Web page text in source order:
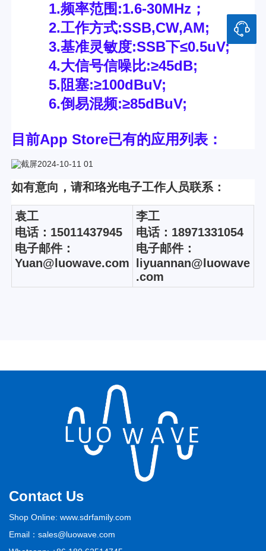
1.频率范围:1.6-30MHz；
2.工作方式:SSB,CW,AM;
3.基准灵敏度:SSB下≤0.5uV;
4.大信号信噪比:≥45dB;
5.阻塞:≥100dBuV;
6.倒易混频:≥85dBuV;
目前App Store已有的应用列表：
如有意向，请和珞光电子工作人员联系：
袁工
电话：15011437945
电子邮件：
Yuan@luowave.com
李工
电话：18971331054
电子邮件：
liyuannan@luowave
.com
Contact Us
Shop Online: www.sdrfamily.com
Email：sales@luowave.com